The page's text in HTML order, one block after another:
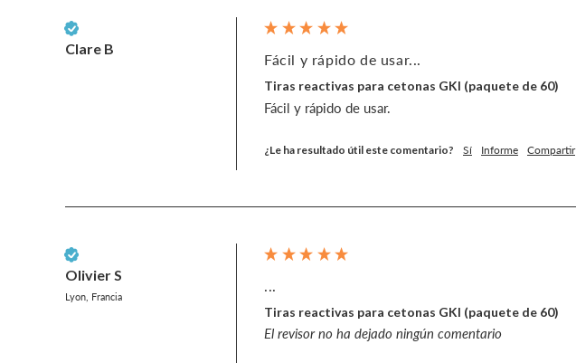
Clare B
Fácil y rápido de usar...
Tiras reactivas para cetonas GKI (paquete de 60)
Fácil y rápido de usar.
¿Le ha resultado útil este comentario? Sí Informe Compartir
Olivier S
Lyon, Francia
Tiras reactivas para cetonas GKI (paquete de 60)
El revisor no ha dejado ningún comentario